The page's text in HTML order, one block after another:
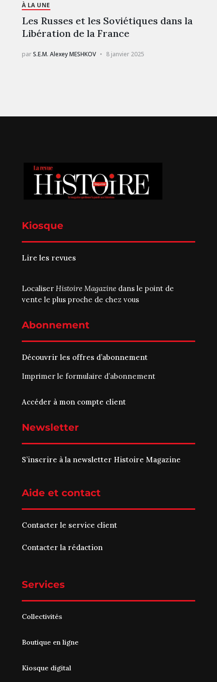
À LA UNE
Les Russes et les Soviétiques dans la
Libération de la France
parS.E.M. Alexey MESHKOV 8 janvier 2025
Kiosque
Lire les revues
Localiser Histoire Magazinedans le point de
vente le plus proche de chez vous
Abonnement
Découvrir les offres d’abonnement
Imprimer le formulaire d’abonnement
Accéder à mon compte client
Newsletter
S’inscrire à la newsletter Histoire Magazine
Aide et contact
Contacter le service client
Contacter la rédaction
Services
Collectivités
Boutique en ligne
Kiosque digital